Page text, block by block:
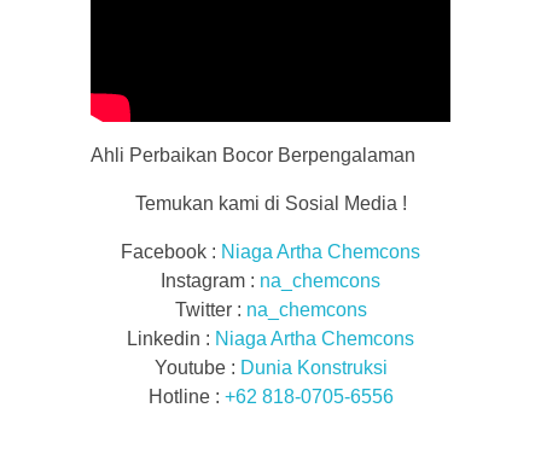
Ahli Perbaikan Bocor Berpengalaman
Temukan kami di Sosial Media !
Facebook : Niaga Artha Chemcons
Instagram : na_chemcons
Twitter : na_chemcons
Linkedin : Niaga Artha Chemcons
Youtube : Dunia Konstruksi
Hotline : +62 818-0705-6556